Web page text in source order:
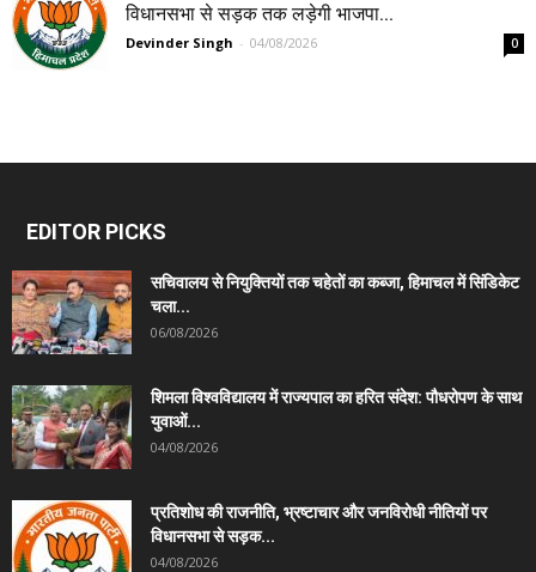
विधानसभा से सड़क तक लड़ेगी भाजपा...
Devinder Singh - 04/08/2026 0
EDITOR PICKS
सचिवालय से नियुक्तियों तक चहेतों का कब्जा, हिमाचल में सिंडिकेट
चला...
06/08/2026
शिमला विश्वविद्यालय में राज्यपाल का हरित संदेश: पौधरोपण के साथ
युवाओं...
04/08/2026
प्रतिशोध की राजनीति, भ्रष्टाचार और जनविरोधी नीतियों पर
विधानसभा से सड़क...
04/08/2026